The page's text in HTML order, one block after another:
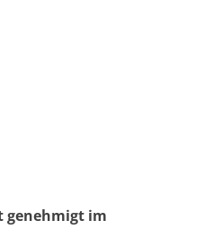
genehmigt im